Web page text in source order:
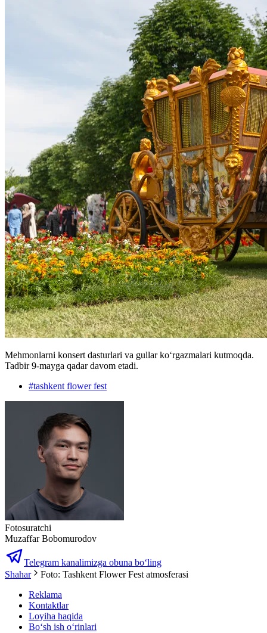
Mehmonlarni konsert dasturlari va gullar ko‘rgazmalari kutmoqda.
Tadbir 9-mayga qadar davom etadi.
#tashkent flower fest
Fotosuratchi
Muzaffar Bobomurodov
Telegram kanalimizga obuna bo‘ling
Shahar
Foto: Tashkent Flower Fest atmosferasi
Reklama
Kontaktlar
Loyiha haqida
Bo‘sh ish o‘rinlari